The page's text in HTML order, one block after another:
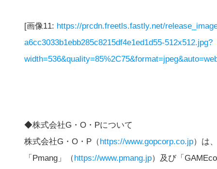
[画像11: https://prcdn.freetls.fastly.net/
a6cc3033b1ebb285c8215df4e1ed1d55-512x512.jpg?
◆株式会社G・O・Pについて
株式会社G・O・P（https://www.gopcorp.co.jp）は
「Pmang」（https://www.pmang.jp）及び「